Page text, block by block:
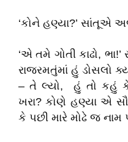
‘કોને હણ્યા?’ સાંતૂએ
‘એ તમે ગોતી કાઢો, ભા!’
રાજરમતુંમાં હું ડોસલો
– તે લ્યો, હું તો કહું
ખરા? કોણે હણ્યા એ
કે પછી મારે મોઢે જ નામ